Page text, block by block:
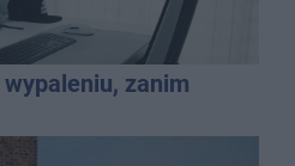
zanim